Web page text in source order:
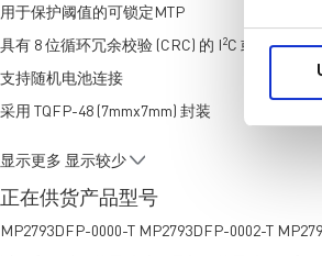
用于保护阈值的可锁定MTP
具有 8 位循环冗余校验 (CRC) 的 I 2C 或串行外设
支持随机电池连接
采用 TQFP-48 (7mmx7mm) 封装
显示更多 显示较少
正在供货产品型号
MP2793DFP-0000-T MP2793DFP-0002-T